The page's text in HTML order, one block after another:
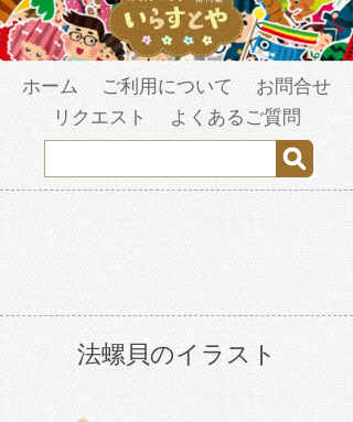
ホーム ご利用について
お問合せ
リクエスト
よくあるご質問
法螺貝のイラスト